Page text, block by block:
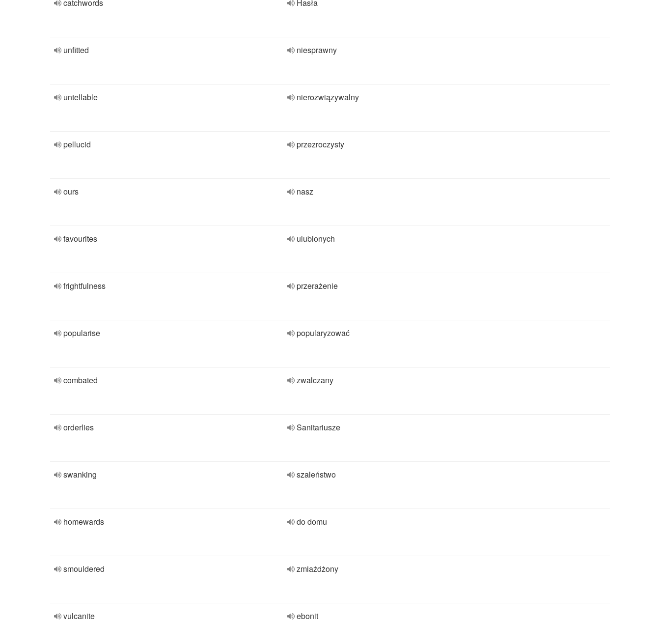
catchwords Hasła
unfitted niesprawny
untellable nierozwiązywalny
pellucid przezroczysty
ours nasz
favourites ulubionych
frightfulness przerażenie
popularise popularyzować
combated zwalczany
orderlies Sanitariusze
swanking szaleństwo
homewards do domu
smouldered zmiażdżony
vulcanite ebonit